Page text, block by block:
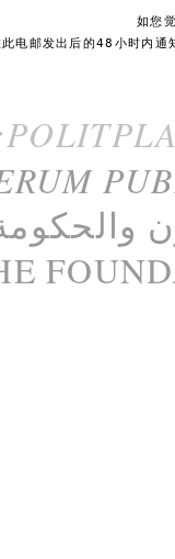
如您
此电邮发出后的48小时内通
و